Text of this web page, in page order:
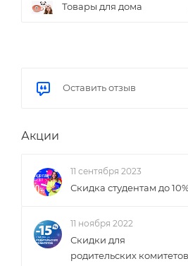
Товары для дома
Оставить отзыв
Акции
11 сентября 2023
Скидка студентам до
11 ноября 2022
Скидки для
родительских комитетов